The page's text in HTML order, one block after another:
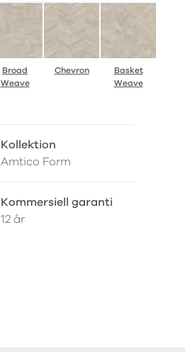
Broad
Weave
Chevron
Basket
Weave
Kollektion
Amtico Form
Kommersiell garanti
12 år